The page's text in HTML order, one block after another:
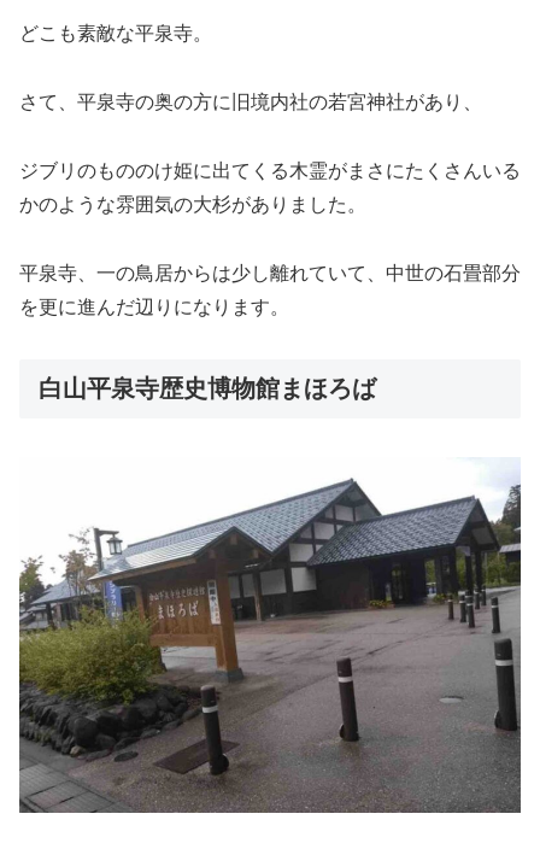
どこも素敵な平泉寺。
さて、平泉寺の奥の方に旧境内社の若宮神社があり、
ジブリのもののけ姫に出てくる木霊がまさにたくさんいる
かのような雰囲気の大杉がありました。
平泉寺、一の鳥居からは少し離れていて、中世の石畳部分
を更に進んだ辺りになります。
白山平泉寺歴史博物館まほろば